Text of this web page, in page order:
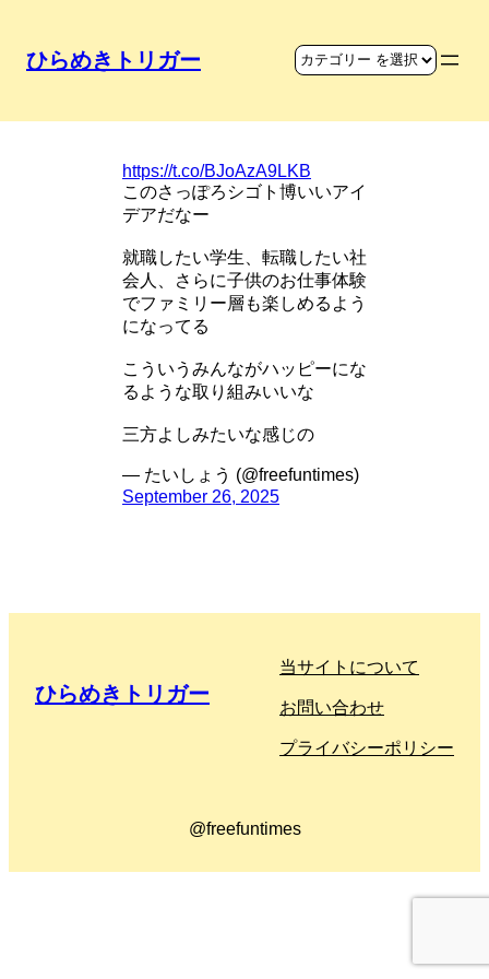
ひらめきトリガー
https://t.co/BJoAzA9LKB
このさっぽろシゴト博いいアイ
デアだなー
就職したい学生、転職したい社
会人、さらに子供のお仕事体験
でファミリー層も楽しめるよう
になってる
こういうみんながハッピーにな
るような取り組みいいな
三方よしみたいな感じの
— たいしょう (@freefuntimes)
September 26, 2025
ひらめきトリガー
当サイトについて
お問い合わせ
プライバシーポリシー
@freefuntimes